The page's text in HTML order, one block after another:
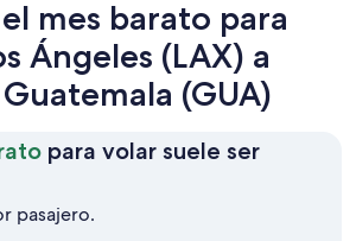
mes barato para
Ángeles (LAX) a
(GUA)
para volar suele ser
pasajero.